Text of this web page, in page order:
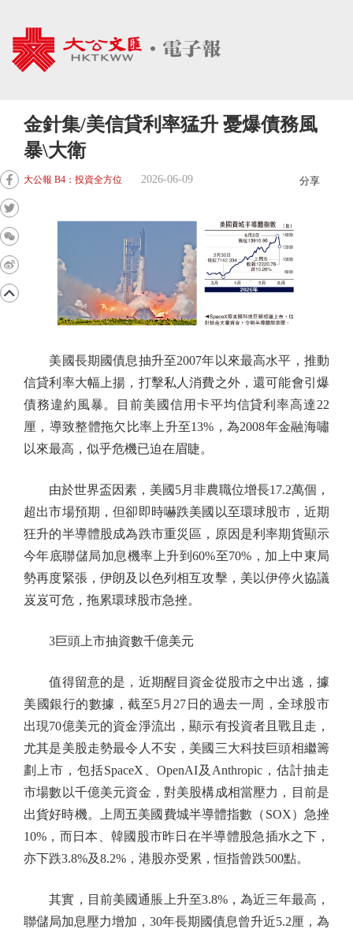
金針集/美信貸利率猛升 憂爆債務風
暴\大衛
大公報 B4：投資全方位 2026-06-09 分享
美國長期國債息抽升至2007年以來最高水平，推動
信貸利率大幅上揚，打擊私人消費之外，還可能會引爆
債務違約風暴。目前美國信用卡平均信貸利率高達22
厘，導致整體拖欠比率上升至13%，為2008年金融海嘯
以來最高，似乎危機已迫在眉睫。
由於世界盃因素，美國5月非農職位增長17.2萬個，
超出市場預期，但卻即時嚇跌美國以至環球股市，近期
狂升的半導體股成為跌市重災區，原因是利率期貨顯示
今年底聯儲局加息機率上升到60%至70%，加上中東局
勢再度緊張，伊朗及以色列相互攻擊，美以伊停火協議
岌岌可危，拖累環球股市急挫。
3巨頭上市抽資數千億美元
值得留意的是，近期醒目資金從股市之中出逃，據
美國銀行的數據，截至5月27日的過去一周，全球股市
出現70億美元的資金淨流出，顯示有投資者且戰且走，
尤其是美股走勢最令人不安，美國三大科技巨頭相繼籌
劃上市，包括SpaceX、OpenAI及Anthropic，估計抽走
市場數以千億美元資金，對美股構成相當壓力，目前是
出貨好時機。上周五美國費城半導體指數（SOX）急挫
10%，而日本、韓國股市昨日在半導體股急插水之下，
亦下跌3.8%及8.2%，港股亦受累，恒指曾跌500點。
其實，目前美國通脹上升至3.8%，為近三年最高，
聯儲局加息壓力增加，30年長期國債息曾升近5.2厘，為